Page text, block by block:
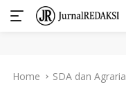
Home SDA dan Agraria